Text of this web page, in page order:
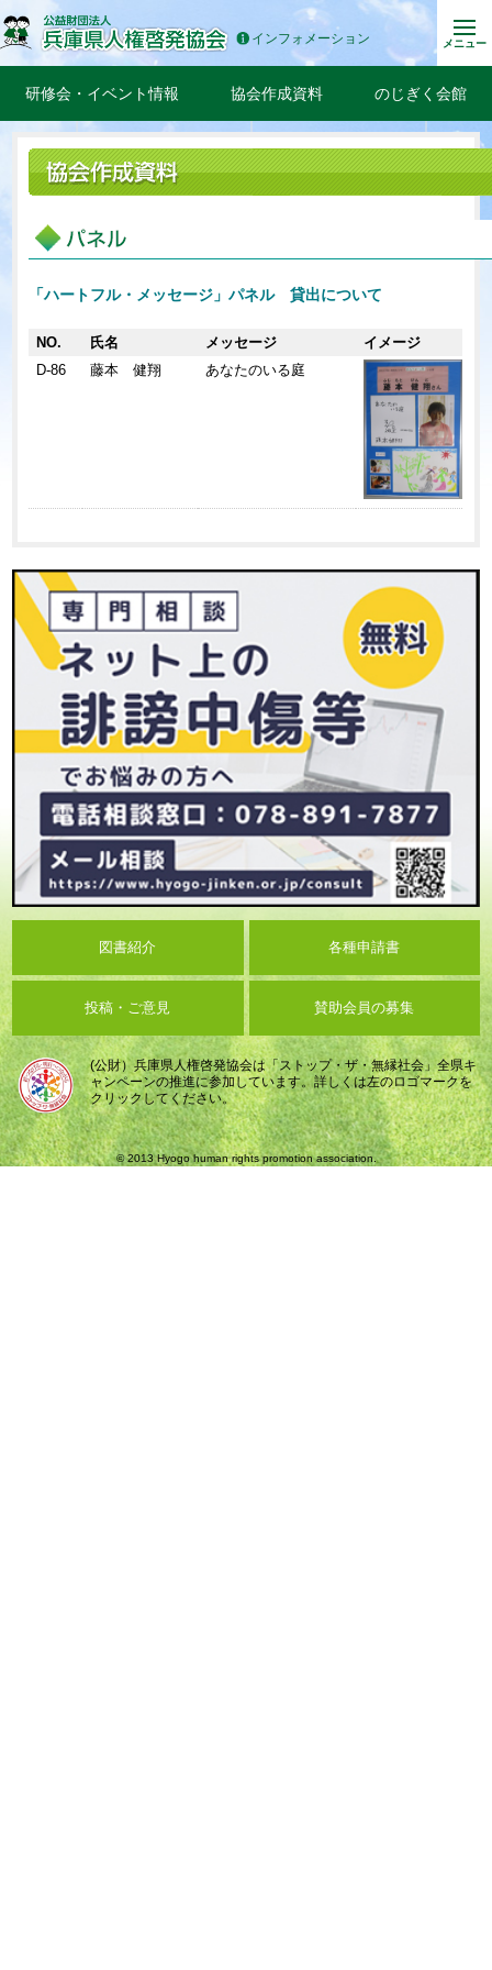
インフォメーション メニュー
研修会・イベント情報 協会作成資料 のじぎく会館
「ハートフル・メッセージ」パネル 貸出について
NO. 氏名 メッセージ
イメージ
D-86
藤本 健翔 あなたのいる庭
図書紹介 各種申請書
投稿・ご意見 賛助会員の募集
(公財）兵庫県人権啓発協会は「ストップ・ザ・無縁社会」全県キ
ャンペーンの推進に参加しています。詳しくは左のロゴマークを
クリックしてください。
© 2013 Hyogo human rights promotion association.